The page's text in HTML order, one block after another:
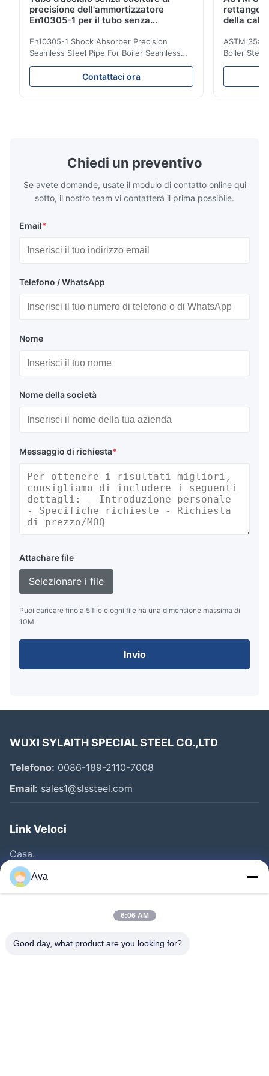
precisione dell'ammortizzatore
En10305-1 per il tubo senza
En10305-1 Shock Absorber Precision
Seamless Steel Pipe For Boiler Seamless
Tube Seamless Precision steel tubes To be
used in hydraulic system, automobile and
precision machinery parts for cars and
14m,5.8m,6m,10m-12m,12m or as
customer's actual requirys Standard JIS
Contattaci ora
della
ASTM 35#
Boiler Steel
Lehgth Its
Q235,
Chiedi un preventivo
Se avete domande, usate il modulo di contatto online qui
sotto, il nostro team vi contatterà il prima possibile.
Email*
Telefono / WhatsApp
Nome
Nome della società
Messaggio di richiesta*
Attachare file
Selezionare i file
Puoi caricare fino a 5 file e ogni file ha una dimensione massima di
10M.
Invio
WUXI SYLAITH SPECIAL STEEL CO.,LTD
Telefono: 0086-189-2110-7008
Email: sales1@slssteel.com
Link Veloci
Casa.
Prodotti
Video
Visita Alla Fabbrica
Ava
6:06 AM
Good day, what product are you looking for?